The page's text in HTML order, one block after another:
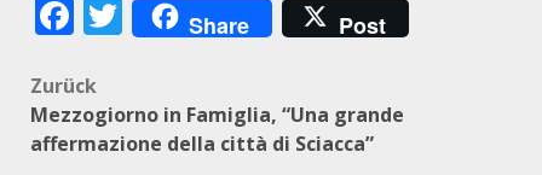
Facebook
Twitter
Share Post
Beitragsnavigation
Zurück
Mezzogiorno in Famiglia, “Una grande
affermazione della città di Sciacca”